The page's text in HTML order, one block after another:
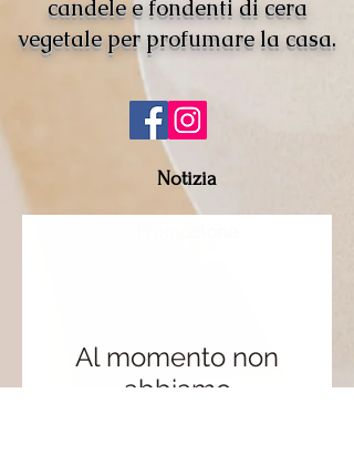
candele e fondenti di cera
vegetale per profumare la casa.
Notizia
Al momento non
abbiamo